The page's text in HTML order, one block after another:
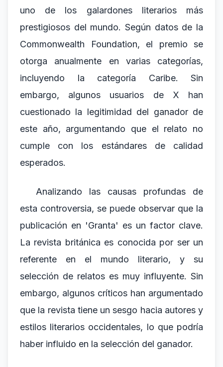
uno de los galardones literarios más
prestigiosos del mundo. Según datos de la
Commonwealth Foundation, el premio se
otorga anualmente en varias categorías,
incluyendo la categoría Caribe. Sin
embargo, algunos usuarios de X han
cuestionado la legitimidad del ganador de
este año, argumentando que el relato no
cumple con los estándares de calidad
esperados.
Analizando las causas profundas de
esta controversia, se puede observar que la
publicación en 'Granta' es un factor clave.
La revista británica es conocida por ser un
referente en el mundo literario, y su
selección de relatos es muy influyente. Sin
embargo, algunos críticos han argumentado
que la revista tiene un sesgo hacia autores y
estilos literarios occidentales, lo que podría
haber influido en la selección del ganador.